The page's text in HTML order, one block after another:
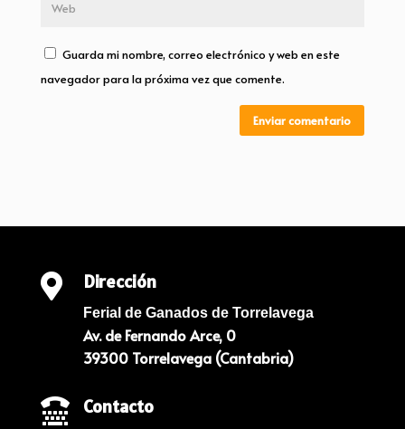
Guarda mi nombre, correo electrónico y web en este
navegador para la próxima vez que comente.
Enviar comentario
 Dirección
Ferial de Ganados de Torrelavega
Av. de Fernando Arce, 0
39300 Torrelavega (Cantabria)
 Contacto